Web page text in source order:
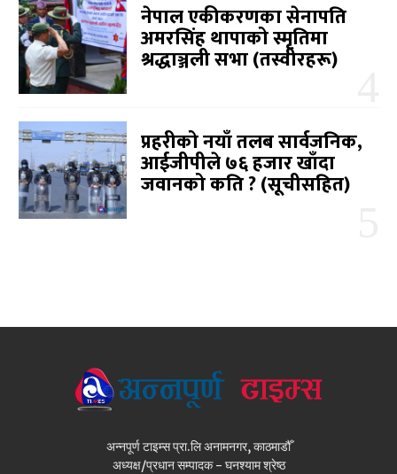
नेपाल एकीकरणका सेनापति
अमरसिंह थापाको स्मृतिमा
श्रद्धाञ्जली सभा (तस्वीरहरू)
प्रहरीको नयाँ तलब सार्वजनिक,
आईजीपीले ७६ हजार खाँदा
जवानको कति ? (सूचीसहित)
अन्नपूर्ण टाइम्स प्रा.लि अनामनगर, काठमाडौँ
अध्यक्ष/प्रधान सम्पादक - घनश्याम श्रेष्ठ